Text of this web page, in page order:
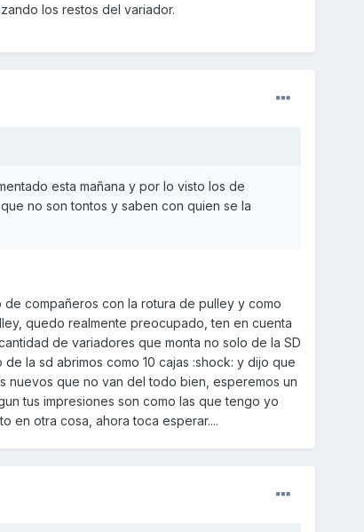
los restos del variador.
esta mañana y por lo visto los de
no son tontos y saben con quien se la
compañeros con la rotura de pulley y como
quedo realmente preocupado, ten en cuenta
de variadores que monta no solo de la SD
la sd abrimos como 10 cajas :shock: y dijo que
nuevos que no van del todo bien, esperemos un
tus impresiones son como las que tengo yo
en otra cosa, ahora toca esperar....